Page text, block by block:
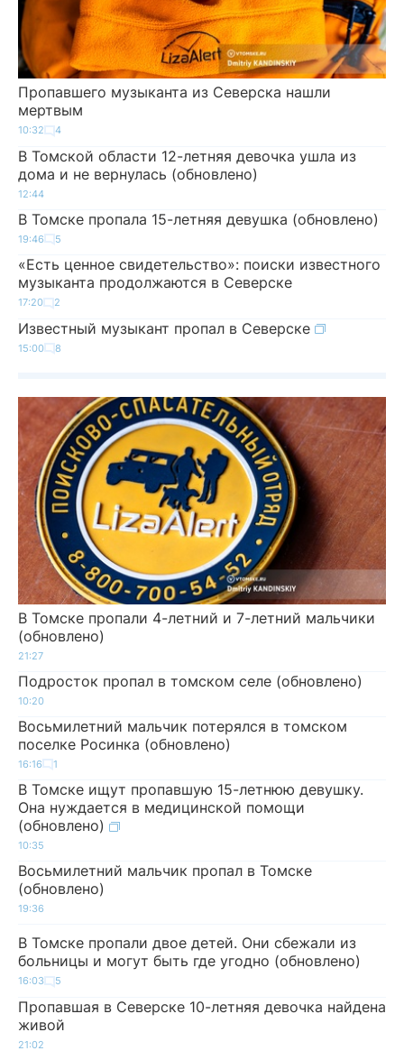
Пропавшего музыканта из Северска нашли
мертвым
10:32 4
В Томской области 12-летняя девочка ушла из
дома и не вернулась (обновлено)
12:44
В Томске пропала 15-летняя девушка (обновлено)
19:46 5
«Есть ценное свидетельство»: поиски известного
музыканта продолжаются в Северске
17:20 2
Известный музыкант пропал в Северске
15:00 8
В Томске пропали 4-летний и 7-летний мальчики
(обновлено)
21:27
Подросток пропал в томском селе (обновлено)
10:20
Восьмилетний мальчик потерялся в томском
поселке Росинка (обновлено)
16:16 1
В Томске ищут пропавшую 15-летнюю девушку.
Она нуждается в медицинской помощи
(обновлено)
10:35
Восьмилетний мальчик пропал в Томске
(обновлено)
19:36
В Томске пропали двое детей. Они сбежали из
больницы и могут быть где угодно (обновлено)
16:03 5
Пропавшая в Северске 10-летняя девочка найдена
живой
21:02